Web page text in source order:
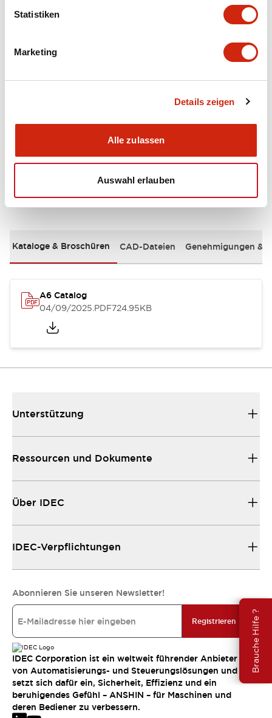
Statistiken
Marketing
Details zeigen
Alle zulassen
Auswahl erlauben
Brauche Hilfe ?
Electrical Specifications (rated illuminated
Dokumente und Dateien
Kataloge & Broschüren CAD-Dateien Genehmigungen &
A6 Catalog
04/09/2025.PDF724.95KB
Unterstützung
Ressourcen und Dokumente
Über IDEC
IDEC-Verpflichtungen
Abonnieren Sie unseren Newsletter!
Registrieren
IDEC Corporation ist ein weltweit führender Anbieter
von Automatisierungs- und Steuerungslösungen und
setzt sich dafür ein, Sicherheit, Effizienz und ein
beruhigendes Gefühl – ANSHIN – für Maschinen und
deren Bediener zu verbessern.